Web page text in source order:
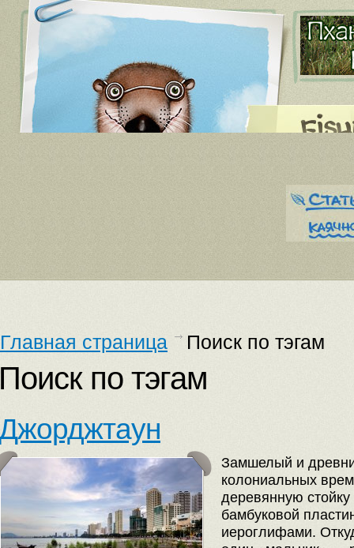
Главная страница Поиск по тэгам
по тэгам
Замшелый и
колониальных
деревянную
бамбуковой
иероглифами.